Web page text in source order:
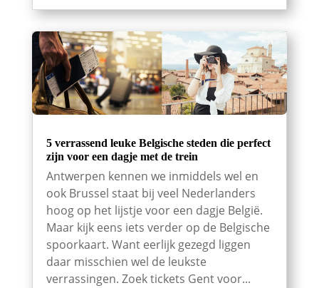
5 verrassend leuke Belgische steden die perfect
zijn voor een dagje met de trein
Antwerpen kennen we inmiddels wel en
ook Brussel staat bij veel Nederlanders
hoog op het lijstje voor een dagje België.
Maar kijk eens iets verder op de Belgische
spoorkaart. Want eerlijk gezegd liggen
daar misschien wel de leukste
verrassingen. Zoek tickets Gent voor...